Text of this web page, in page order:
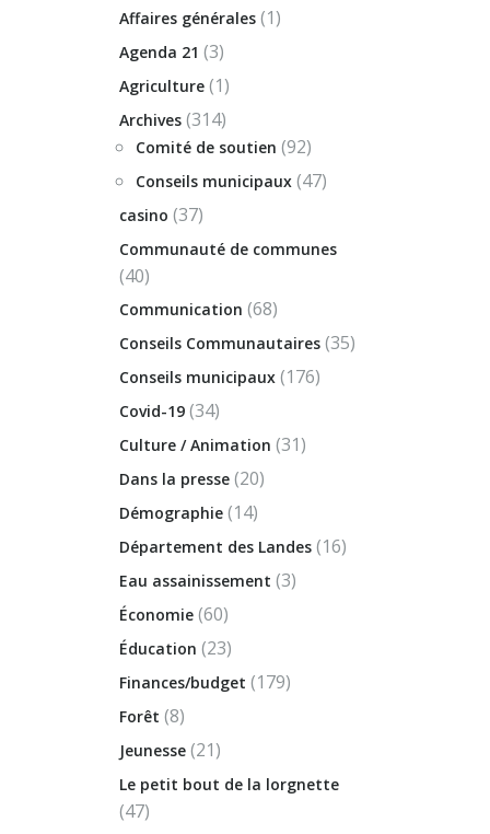
Affaires générales (1)
Agenda 21 (3)
Agriculture (1)
Archives (314)
Comité de soutien (92)
Conseils municipaux (47)
casino (37)
Communauté de communes
(40)
Communication (68)
Conseils Communautaires (35)
Conseils municipaux (176)
Covid-19 (34)
Culture / Animation (31)
Dans la presse (20)
Démographie (14)
Département des Landes (16)
Eau assainissement (3)
Économie (60)
Éducation (23)
Finances/budget (179)
Forêt (8)
Jeunesse (21)
Le petit bout de la lorgnette
(47)